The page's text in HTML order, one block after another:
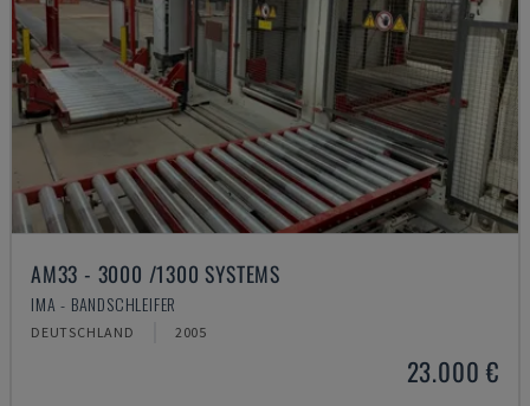
AM33 - 3000 /1300 SYSTEMS
IMA - BANDSCHLEIFER
DEUTSCHLAND 2005
23.000 €